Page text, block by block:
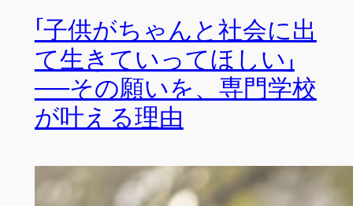
「子供がちゃんと社会に出
て生きていってほしい」
──その願いを、専門学校
が叶える理由